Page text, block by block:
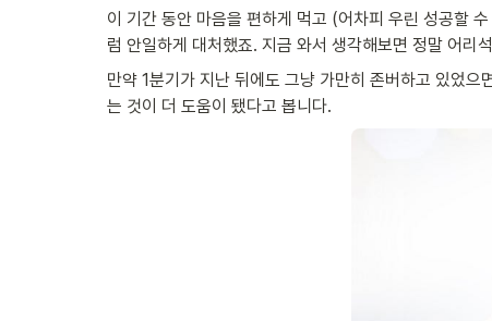
이 기간 동안 마음을 편하게 먹고 (어차피 우린 성공할
럼 안일하게 대처했죠. 지금 와서 생각해보면 정말 어리
만약 1분기가 지난 뒤에도 그냥 가만히 존버하고 있었
는 것이 더 도움이 됐다고 봅니다.